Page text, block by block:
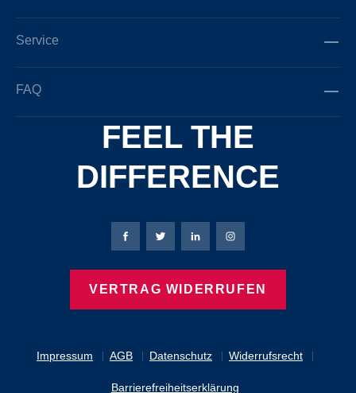
Service
FAQ
FEEL THE
DIFFERENCE
Impressum AGB Datenschutz Widerrufsrecht
Barrierefreiheitserklärung
Bierbaum-Proenen Facebook-Seite
Bierbaum-Proenen Twitter Seite
Bierbaum-Proenen LinkedIn
Bierbaum-Proenen
VERTRAG WIDERRUFEN